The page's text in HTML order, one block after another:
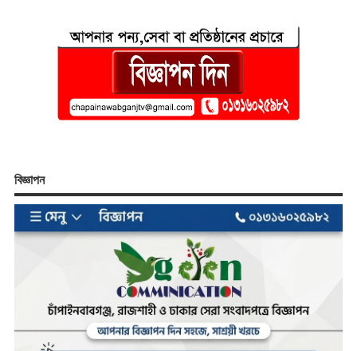
বিজ্ঞাপন